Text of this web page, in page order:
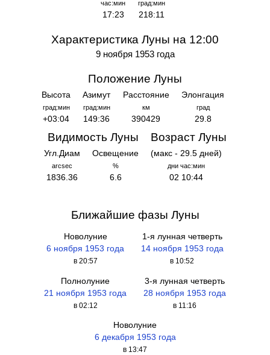
час:мин
17:23
град:мин
218:11
Характеристика Луны на 12:00
9 ноября 1953 года
Положение Луны
Высота
град:мин
+03:04
Азимут
град:мин
149:36
Расстояние
км
390429
Элонгация
град
29.8
Видимость Луны
Угл.Диам
arcsec
1836.36
Освещение
%
6.6
Возраст Луны
(макс - 29.5 дней)
дни час:мин
02 10:44
Ближайшие фазы Луны
Новолуние
6 ноября 1953 года
в 20:57
1-я лунная четверть
14 ноября 1953 года
в 10:52
Полнолуние
21 ноября 1953 года
в 02:12
3-я лунная четверть
28 ноября 1953 года
в 11:16
Новолуние
6 декабря 1953 года
в 13:47